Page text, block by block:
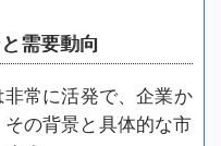
需要動向
常に活発で、企業か
の背景と具体的な市